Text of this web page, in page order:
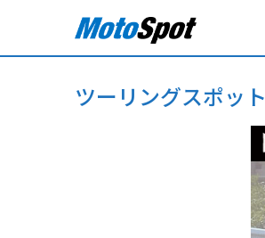
ツーリングスポット